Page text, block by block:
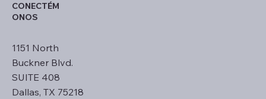
CONECTÉM
ONOS
1151 North
Buckner Blvd.
SUITE 408
Dallas, TX 75218